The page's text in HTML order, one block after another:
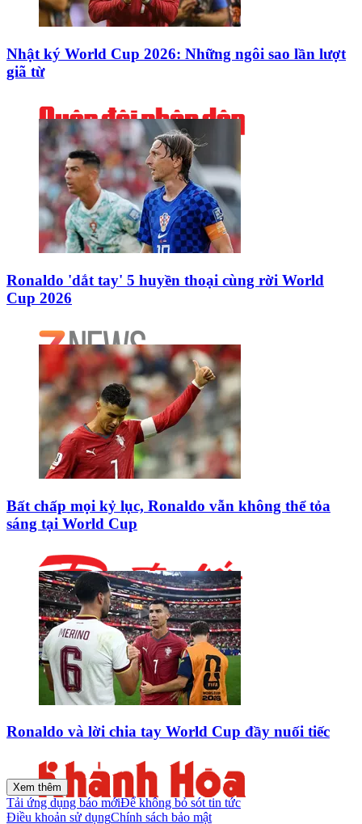
Nhật ký World Cup 2026: Những ngôi sao lần lượt
giã từ
Ronaldo 'dắt tay' 5 huyền thoại cùng rời World
Cup 2026
Bất chấp mọi kỷ lục, Ronaldo vẫn không thể tỏa
sáng tại World Cup
Ronaldo và lời chia tay World Cup đầy nuối tiếc
Xem thêm
Tải ứng dụng báo mớiĐể không bỏ sót tin tức
Điều khoản sử dụngChính sách bảo mật